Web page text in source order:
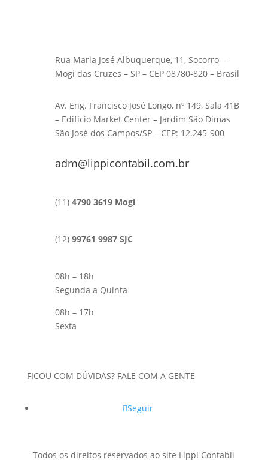
Rua Maria José Albuquerque, 11, Socorro –
Mogi das Cruzes – SP – CEP 08780-820 – Brasil
Av. Eng. Francisco José Longo, nº 149, Sala 41B
– Edifício Market Center – Jardim São Dimas
São José dos Campos/SP – CEP: 12.245-900
adm@lippicontabil.com.br
(11) 4790 3619 Mogi
(12) 99761 9987 SJC
08h – 18h
Segunda a Quinta
08h – 17h
Sexta
FICOU COM DÚVIDAS? FALE COM A GENTE
Seguir
Todos os direitos reservados ao site Lippi Contabil